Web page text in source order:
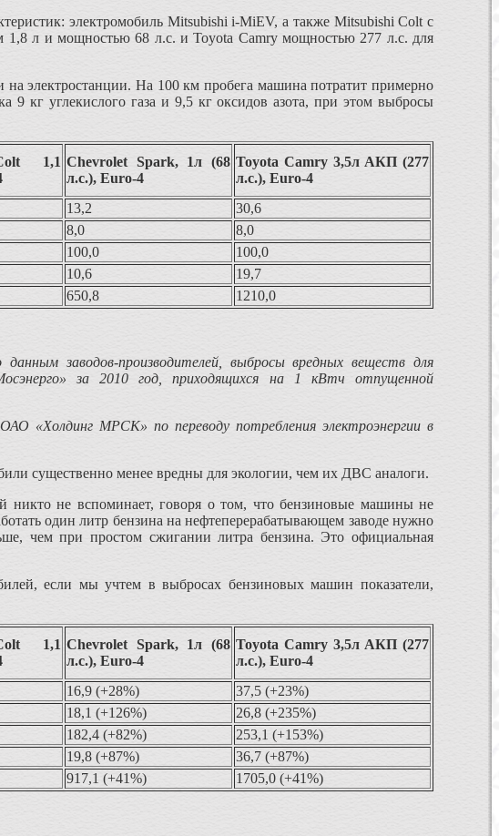
электромобиль Mitsubishi i-MiEV, а также Mitsubishi Colt с
1,8 л и мощностью 68 л.с. и Toyota Camry мощностью 277 л.с. для
электростанции. На 100 км пробега машина потратит примерно
9 кг углекислого газа и 9,5 кг оксидов азота, при этом выбросы
1,1 Chevrolet Spark, 1л (68
л.с.), Euro-4
Toyota Camry 3,5л АКП (277
л.с.), Euro-4
13,2
30,6
8,0
8,0
100,0
100,0
10,6
19,7
650,8 1210,0
заводов-производителей, выбросы вредных веществ для
за 2010 год, приходящихся на 1 кВтч отпущенной
«Холдинг МРСК» по переводу потребления электроэнергии в
существенно менее вредны для экологии, чем их ДВС аналоги.
никто не вспоминает, говоря о том, что бензиновые машины не
один литр бензина на нефтеперерабатывающем заводе нужно
чем при простом сжигании литра бензина. Это официальная
если мы учтем в выбросах бензиновых машин показатели,
1,1 Chevrolet Spark, 1л (68
л.с.), Euro-4
Toyota Camry 3,5л АКП (277
л.с.), Euro-4
16,9 (+28%)
37,5 (+23%)
18,1 (+126%)
26,8 (+235%)
182,4 (+82%)
253,1 (+153%)
19,8 (+87%)
36,7 (+87%)
917,1 (+41%) 1705,0 (+41%)